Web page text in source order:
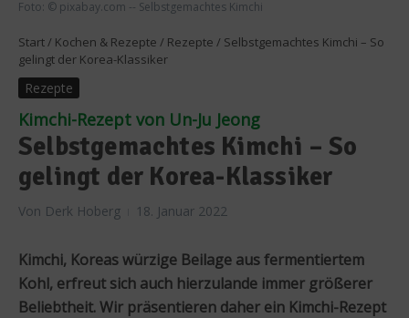
Foto: © pixabay.com -- Selbstgemachtes Kimchi
Start / Kochen & Rezepte / Rezepte / Selbstgemachtes Kimchi – So
gelingt der Korea-Klassiker
Rezepte
Kimchi-Rezept von Un-Ju Jeong
Selbstgemachtes Kimchi – So
gelingt der Korea-Klassiker
Von Derk Hoberg 18. Januar 2022
Kimchi, Koreas würzige Beilage aus fermentiertem
Kohl, erfreut sich auch hierzulande immer größerer
Beliebtheit. Wir präsentieren daher ein Kimchi-Rezept